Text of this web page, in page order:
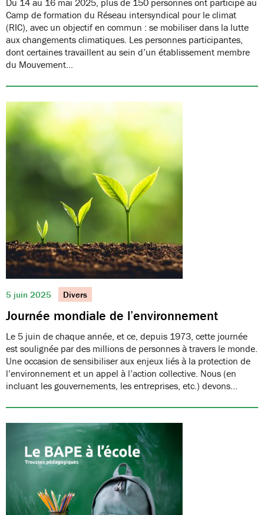
Camp de formation du Réseau intersyndical pour le climat
(RIC), avec un objectif en commun : se mobiliser dans la lutte
aux changements climatiques. Les personnes participantes,
dont certaines travaillent au sein d’un établissement membre
du Mouvement…
5 juin 2025 Divers
Journée mondiale de l’environnement
Le 5 juin de chaque année, et ce, depuis 1973, cette journée
est soulignée par des millions de personnes à travers le monde.
Une occasion de sensibiliser aux enjeux liés à la protection de
l’environnement et un appel à l’action collective. Nous (en
incluant les gouvernements, les entreprises, etc.) devons…